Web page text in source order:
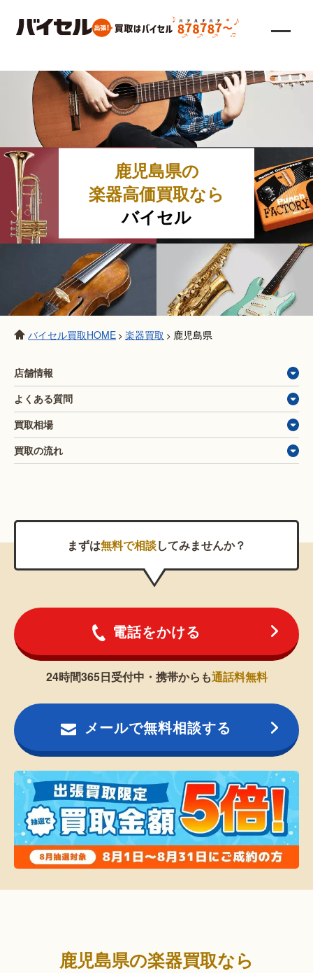
鹿児島県の
楽器高価買取なら
バイセル
バイセル買取HOME > 楽器買取 > 鹿児島県
店舗情報
よくある質問
買取相場
買取の流れ
まずは無料で相談してみませんか？
電話をかける
24時間365日受付中・携帯からも通話料無料
メールで無料相談する
鹿児島県の楽器買取なら